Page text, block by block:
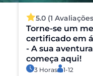
5.0 (1
Torne-se um
certificado em
- A sua
começa aqui!
3 Horas 1-12